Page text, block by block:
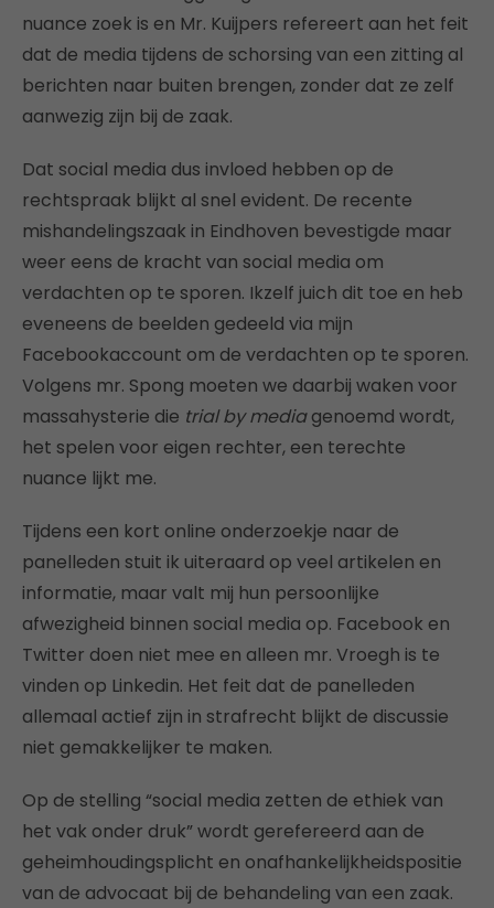
nuance zoek is en Mr. Kuijpers refereert aan het feit
dat de media tijdens de schorsing van een zitting al
berichten naar buiten brengen, zonder dat ze zelf
aanwezig zijn bij de zaak.
Dat social media dus invloed hebben op de
rechtspraak blijkt al snel evident. De recente
mishandelingszaak in Eindhoven bevestigde maar
weer eens de kracht van social media om
verdachten op te sporen. Ikzelf juich dit toe en heb
eveneens de beelden gedeeld via mijn
Facebookaccount om de verdachten op te sporen.
Volgens mr. Spong moeten we daarbij waken voor
massahysterie die trial by mediagenoemd wordt,
het spelen voor eigen rechter, een terechte
nuance lijkt me.
Tijdens een kort online onderzoekje naar de
panelleden stuit ik uiteraard op veel artikelen en
informatie, maar valt mij hun persoonlijke
afwezigheid binnen social media op. Facebook en
Twitter doen niet mee en alleen mr. Vroegh is te
vinden op Linkedin. Het feit dat de panelleden
allemaal actief zijn in strafrecht blijkt de discussie
niet gemakkelijker te maken.
Op de stelling “social media zetten de ethiek van
het vak onder druk” wordt gerefereerd aan de
geheimhoudingsplicht en onafhankelijkheidspositie
van de advocaat bij de behandeling van een zaak.